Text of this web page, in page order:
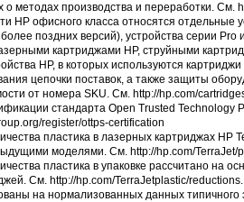
о методах производства и переработки. См.
HP офисного класса относятся
поздних версий), устройства серии
картриджами HP, струйными
HP, в которых используются
цепочки поставок, а также защиты
от номера SKU. См. http://hp.com/
стандарта Open Trusted Technology
register/ottps-certification
пластика в лазерных картриджах HP
моделями. См. http://hp.com/TerraJet/
пластика в упаковке рассчитано на
См. http://hp.com/TerraJetplastic/reductions.
на нормализованных данных типичного